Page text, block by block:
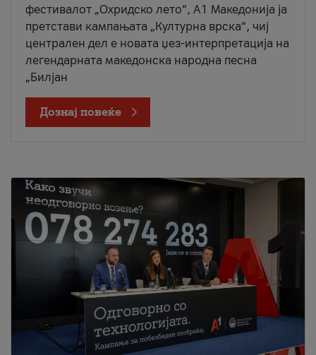
фестивалот „Охридско лето“, А1 Македонија ја
претстави кампањата „Културна врска“, чиј
централен дел е новата џез-интерпретација на
легендарната македонска народна песна
„Билјан
Дознај повеќе